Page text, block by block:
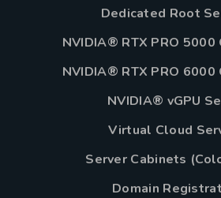
Dedicated Root
NVIDIA® RTX PRO 5000
NVIDIA® RTX PRO 6000
NVIDIA® vGPU
Virtual Cloud
Server Cabinets
Domain